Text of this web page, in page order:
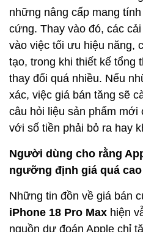
những nâng cấp mang
cứng. Thay vào đó, các
vào việc tối ưu hiệu năng,
tạo, trong khi thiết kế tổng
thay đổi quá nhiều. Nếu
xác, việc giá bán tăng sẽ
câu hỏi liệu sản phẩm
với số tiền phải bỏ ra hay
Người dùng cho rằng
ngưỡng định giá quá cao
Những tin đồn về giá bán
iPhone 18 Pro Max hiện
nguồn dự đoán Apple chỉ